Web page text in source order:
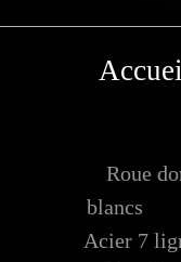
Roue
blancs
Acier 7